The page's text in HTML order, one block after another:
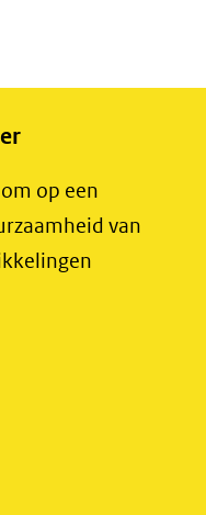
op een
van